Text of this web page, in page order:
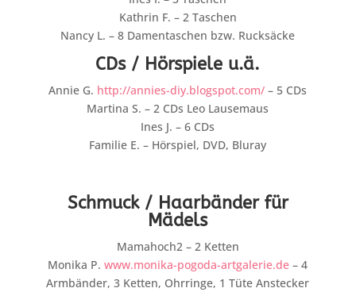
Kathrin F. – 2 Taschen
Nancy L. – 8 Damentaschen bzw. Rucksäcke
CDs / Hörspiele u.ä.
Annie G. http://annies-diy.blogspot.com/ – 5 CDs
Martina S. – 2 CDs Leo Lausemaus
Ines J. – 6 CDs
Familie E. – Hörspiel, DVD, Bluray
Schmuck / Haarbänder für
Mädels
Mamahoch2 – 2 Ketten
Monika P.www.monika-pogoda-artgalerie.de – 4
Armbänder, 3 Ketten, Ohrringe, 1 Tüte Anstecker